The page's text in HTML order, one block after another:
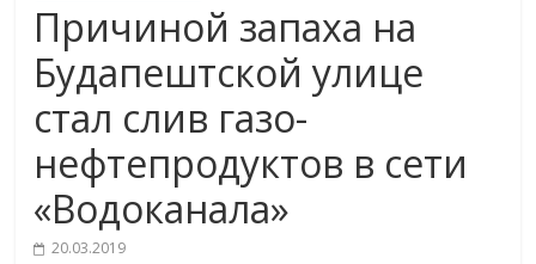
Причиной запаха на
Будапештской улице
стал слив газо-
нефтепродуктов в сети
«Водоканала»
20.03.2019